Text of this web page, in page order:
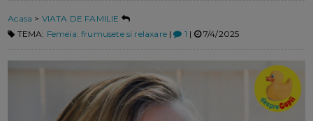
Acasa > VIATA DE FAMILIE
TEMA: Femeia: frumusete si relaxare| 1 | 7/4/2025